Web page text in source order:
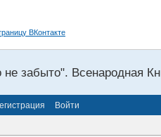
не забыто". Всенародная
Войти